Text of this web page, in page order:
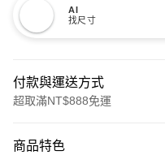
AI
找尺寸
付款與運送方式
超取滿NT$888免運
信用卡一次付款
商品特色